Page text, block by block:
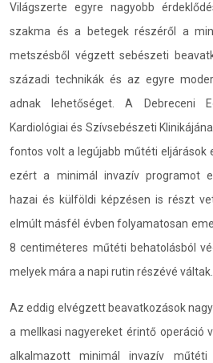
Világszerte egyre nagyobb
szakma és a betegek részéről a
metszésből végzett sebészeti
századi technikák és az egyre
adnak lehetőséget. A Debreceni
Kardiológiai és Szívsebészeti
fontos volt a legújabb műtéti eljárások
ezért a minimál invazív programot
hazai és külföldi képzésen is részt
elmúlt másfél évben folyamatosan
8 centiméteres műtéti behatolásból
melyek mára a napi rutin részévé váltak.
Az eddig elvégzett beavatkozások
a mellkasi nagyereket érintő operáció
alkalmazott minimál invazív